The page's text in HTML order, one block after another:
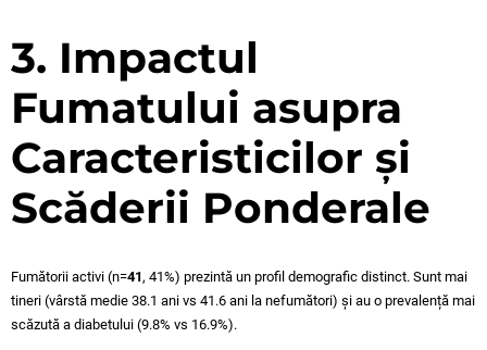
3. Impactul
Fumatului asupra
Caracteristicilor și
Scăderii Ponderale
Fumătorii activi (n=41, 41%) prezintă un profil demografic distinct. Sunt mai
tineri (vârstă medie 38.1 ani vs 41.6 ani la nefumători) și au o prevalență mai
scăzută a diabetului (9.8% vs 16.9%).